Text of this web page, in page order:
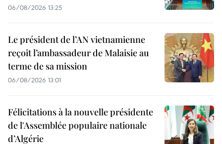
06/08/2026 13:25
Le président de l’AN vietnamienne
reçoit l’ambassadeur de Malaisie au
terme de sa mission
06/08/2026 13:01
Félicitations à la nouvelle présidente
de l'Assemblée populaire nationale
d’Algérie